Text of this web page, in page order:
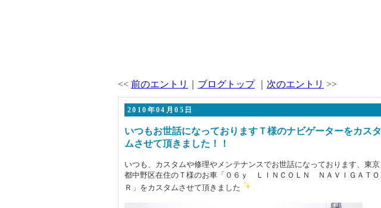
<< 前のエントリ ブログトップ｜ 次のエントリ >>
2010年04月05日
いつもお世話になっておりますＴ様のナビゲーターをカスタ
ムさせて頂きました！！
いつも、カスタムや修理やメンテナンスでお世話になっております、東京
都中野区在住のＴ様のお車「０６ｙ ＬＩＮＣＯＬＮ ＮＡＶＩＧＡＴＯ
Ｒ」をカスタムさせて頂きました